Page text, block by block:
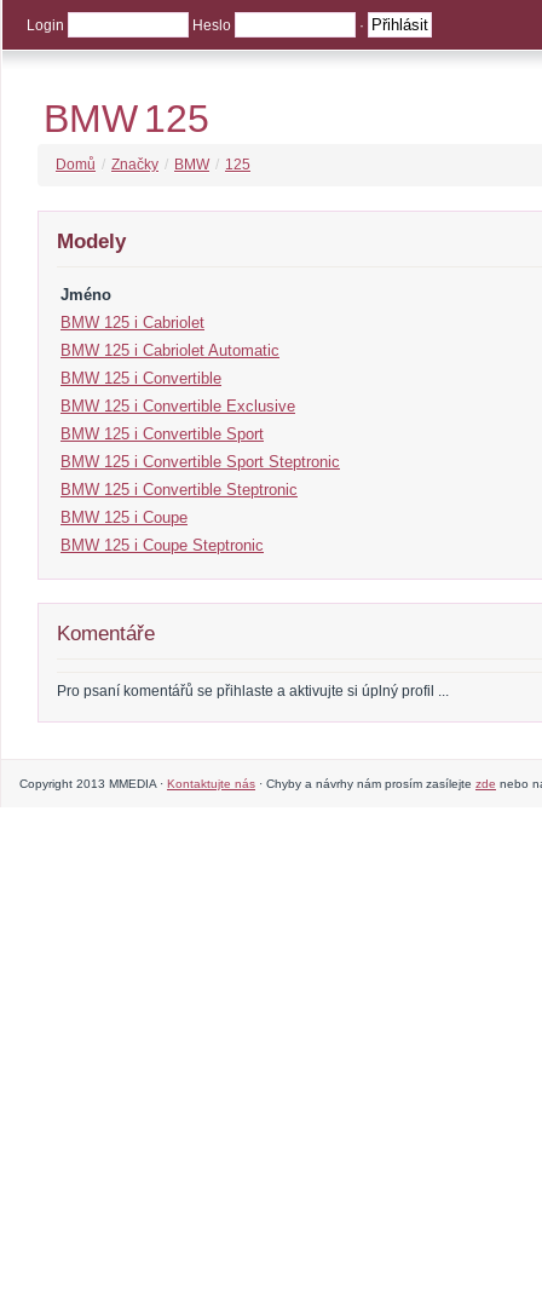
Login Heslo ·
BMW125
Domů / Značky / BMW / 125
Modely
Jméno
BMW 125 i Cabriolet
BMW 125 i Cabriolet Automatic
BMW 125 i Convertible
BMW 125 i Convertible Exclusive
BMW 125 i Convertible Sport
BMW 125 i Convertible Sport Steptronic
BMW 125 i Convertible Steptronic
BMW 125 i Coupe
BMW 125 i Coupe Steptronic
Komentáře
Pro psaní komentářů se přihlaste a aktivujte si úplný profil ...
Copyright 2013 MMEDIA · Kontaktujte nás · Chyby a návrhy nám prosím zasílejte zde nebo